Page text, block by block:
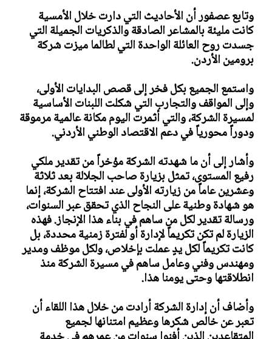
وتابع عصفور أن الأحاديث التي دارت خلال الأمسية
كانت مليئة بالمشاعر الصادقة والذكريات الجميلة التي
جسدت روح العائلة الواحدة التي لطالما ميزت شركة
برومين الأردن.
واستمع الجميع بكل فخر إلى قصص البدايات الأولى،
وإلى المواقف والتجارب التي شكلت اللبنات الأساسية
لمسيرة الشركة، والتي أثمرت اليوم مكانة عالمية مرموقة
ودوراً محورياً في دعم الاقتصاد الوطني الأردني.
وأشار إلى أن ما شهدته الشركة مؤخراً من تقدير ملكي
رفيع المستوى، تمثل بزيارة صاحب الجلالة بعد ثلاثة
وعشرين عاماً من زيارته الأولى عند افتتاح الشركة، إنما
هو شهادة وطنية على النجاح الذي تحقق عبر السنوات،
ورسالة تقدير لكل من ساهم في بناء هذا الإنجاز. فهذه
الزيارة لم تكن تكريماً لإدارة أو لفترة زمنية محددة، بل
كانت تكريماً لكل يدٍ عملت بإخلاص، ولكل موظف ومدير
ومهندس وفني وعامل ساهم في مسيرة الشركة منذ
انطلاقتها وحتى يومنا هذا.
وأضاف أن إدارة الشركة أرادت من خلال هذا اللقاء أن
تعبر عن خالص شكرها وعظيم امتنانها لجميع